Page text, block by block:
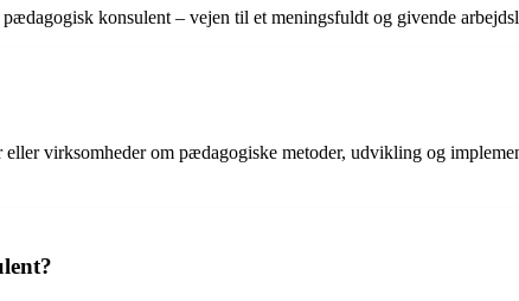
konsulent – vejen til et meningsfuldt og givende
virksomheder om pædagogiske metoder, udvikling og